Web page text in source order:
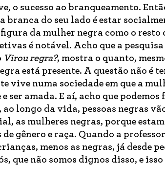
o sucesso ao branqueamento.
branca do seu lado é estar
da mulher negra como o resto
é notável. Acho que a pesquisa
Virou regra?, mostra o quanto,
está presente. A questão não é
vive numa sociedade em que a
amada. E aí, acho que podemos
longo da vida, pessoas negras
as mulheres negras, porque
gênero e raça. Quando a
menos as negras, já desde
que não somos dignos disso, e